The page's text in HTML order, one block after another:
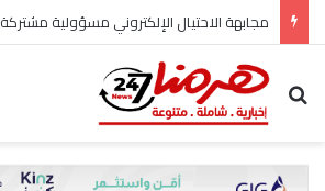
مجابهة الاحتيال الإلكتروني مسؤولية مشتركة
بحث عن